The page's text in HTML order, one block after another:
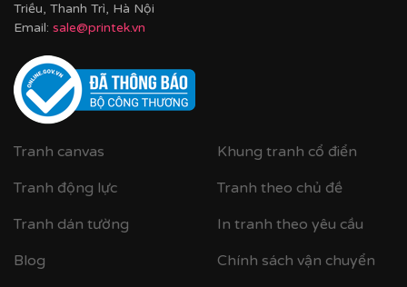
Triều, Thanh Trì, Hà Nội
Email: sale@printek.vn
Tranh canvas
Tranh động lực
Tranh dán tường
Blog
Khung tranh cổ điển
Tranh theo chủ đề
In tranh theo yêu cầu
Chính sách vận chuyển